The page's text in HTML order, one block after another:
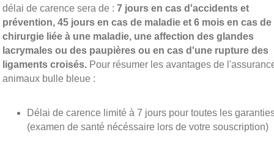
délai de carence sera de : 7 jours en cas d'accidents et
prévention, 45 jours en cas de maladie et 6 mois en cas de
chirurgie liée à une maladie, une affection des glandes
lacrymales ou des paupières ou en cas d'une rupture des
ligaments croisés. Pour résumer les avantages de
animaux bulle bleue :
Délai de carence limité à 7 jours pour toutes les
(examen de santé nécéssaire lors de votre souscription)